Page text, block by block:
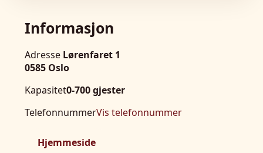
Informasjon
Adresse Lørenfaret 1
0585 Oslo
Kapasitet0-700 gjester
TelefonnummerVis telefonnummer
Hjemmeside